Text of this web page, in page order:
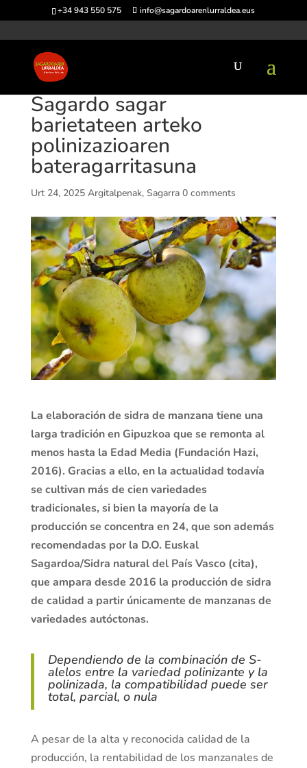
+34 943 550 575 info@sagardoarenlurraldea.eus
Sagardo sagar
barietateen arteko
polinizazioaren
bateragarritasuna
Urt 24, 2025 Argitalpenak, Sagarra 0 comments
La elaboración de sidra de manzana tiene una
larga tradición en Gipuzkoa que se remonta al
menos hasta la Edad Media (Fundación Hazi,
2016). Gracias a ello, en la actualidad todavía
se cultivan más de cien variedades
tradicionales, si bien la mayoría de la
producción se concentra en 24, que son además
recomendadas por la D.O. Euskal
Sagardoa/Sidra natural del País Vasco (cita),
que ampara desde 2016 la producción de sidra
de calidad a partir únicamente de manzanas de
variedades autóctonas.
Dependiendo de la combinación de S-
alelos entre la variedad polinizante y la
polinizada, la compatibilidad puede ser
total, parcial, o nula
A pesar de la alta y reconocida calidad de la
producción, la rentabilidad de los manzanales de